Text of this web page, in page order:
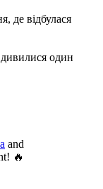
де відбулася
один
and
🔥